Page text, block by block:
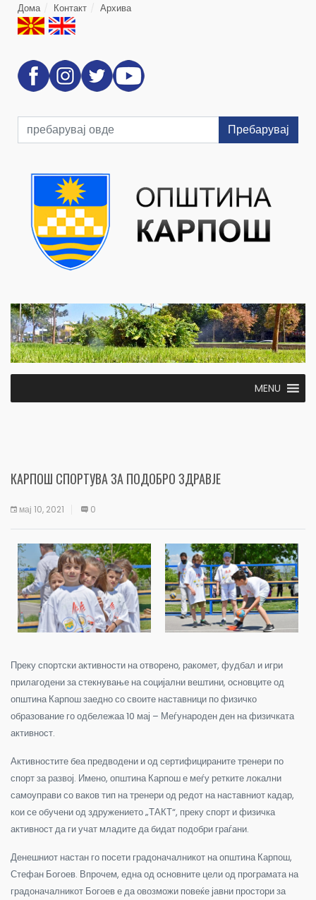
Дома Контакт Архива
Пребарувај
MENU
КАРПОШ СПОРТУВА ЗА ПОДОБРО ЗДРАВЈЕ
мај 10, 2021 0
Преку спортски активности на отворено, ракомет, фудбал и игри
прилагодени за стекнување на социјални вештини, основците од
општина Карпош заедно со своите наставници по физичко
образование го одбележаа 10 мај – Меѓународен ден на физичката
активност.
Активностите беа предводени и од сертифицираните тренери по
спорт за развој. Имено, општина Карпош е меѓу ретките локални
самоуправи со ваков тип натренери од редот на наставниот кадар,
кои се обучени од здружението „ТАКТ“, преку спорт и физичка
активност да ги учат младите да бидат подобри граѓани.
Денешниот настан го посети градоначалникот на општина Карпош,
Стефан Богоев. Впрочем, една од основните цели од програмата на
градоначалникот Богоев е да овозможи повеќе јавни простори за